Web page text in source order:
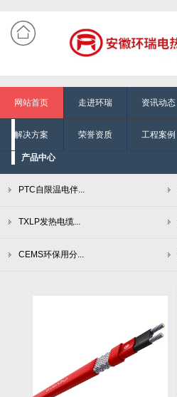
网站首页 走进环瑞 资讯动态
解决方案 荣誉资质 工程案例
产品中心
PTC自限温电伴...
TXLP发热电缆...
CEMS环保用分...